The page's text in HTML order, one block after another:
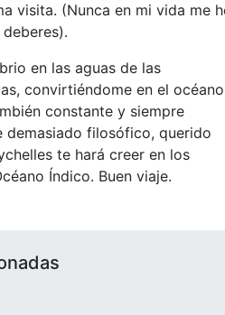
visita. (Nunca en mi vida me
en las aguas de las
convirtiéndome en el
constante y siempre
demasiado filosófico, querido
te hará creer en los
Índico. Buen viaje.